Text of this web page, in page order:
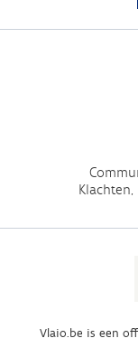
Vlaio.be is een